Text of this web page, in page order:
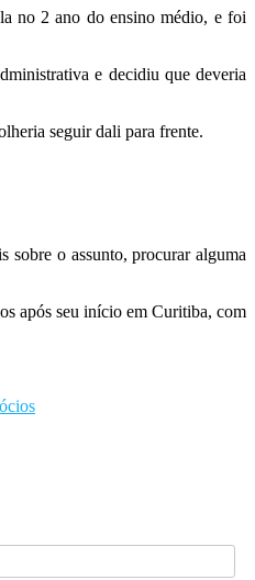
no 2 ano do ensino médio, e foi
e decidiu que deveria
seguir dali para frente.
sobre o assunto, procurar alguma
após seu início em Curitiba, com